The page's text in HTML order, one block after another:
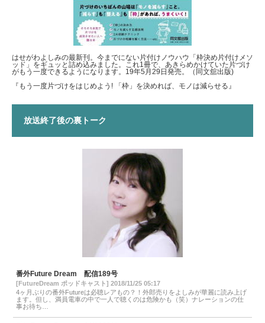
はせがわよしみの最新刊。今までにない片付けノウハウ「枠決め片付けメソ
ッド」をギュッと詰め込みました。これ1冊で、あきらめかけていた片づけ
がもう一度できるようになります。19年5月29日発売。（同文舘出版)
『もう一度片づけをはじめよう! 「枠」を決めれば、モノは減らせる』
放送終了後の裏トーク
番外Future Dream 配信189号
[FutureDream ポッドキャスト] 2018/11/25 05:17
4ヶ月ぶりの番外Futureは必聴レアもの？！外郎売りをよしみが華麗に読み上げ
ます。但し、満員電車の中で一人で聴くのは危険かも（笑）ナレーションの仕
事お待ち…